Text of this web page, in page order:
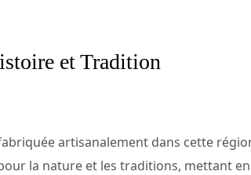
et Tradition
artisanalement dans cette
la nature et les traditions, mettant